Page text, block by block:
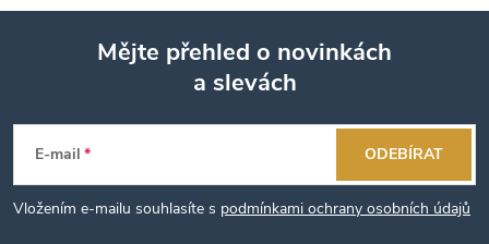
p
Mějte přehled o novinkách
a slevách
E-mail
Vložením e-mailu souhlasíte s podmínkami ochrany osobních údajů
ODEBÍRAT